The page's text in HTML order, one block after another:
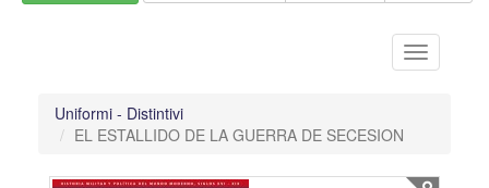
Uniformi - Distintivi
EL ESTALLIDO DE LA GUERRA DE SECESION